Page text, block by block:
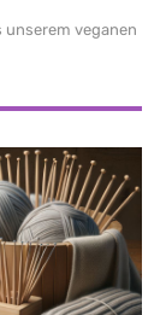
unserem veganen